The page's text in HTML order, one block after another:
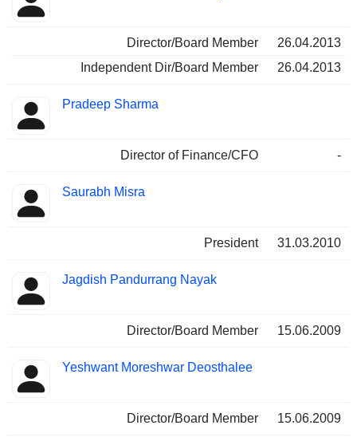
Director/Board Member
26.04.2013
Independent Dir/Board Member
26.04.2013
Pradeep Sharma
Director of Finance/CFO -
Saurabh Misra
President 31.03.2010
Jagdish Pandurrang Nayak
Director/Board Member 15.06.2009
Yeshwant Moreshwar Deosthalee
Director/Board Member 15.06.2009